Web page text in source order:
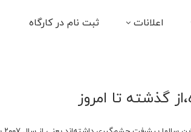
اعلانات ثبت نام در کارگاه
گذشته تا امروز